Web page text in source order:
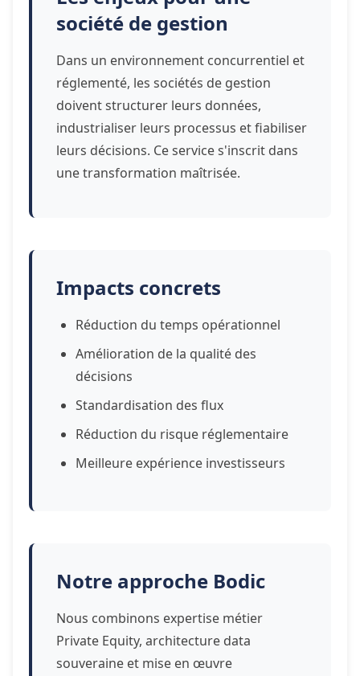
société de gestion
Dans un environnement concurrentiel et
réglementé, les sociétés de gestion
doivent structurer leurs données,
industrialiser leurs processus et fiabiliser
leurs décisions. Ce service s'inscrit dans
une transformation maîtrisée.
Impacts concrets
Réduction du temps opérationnel
Amélioration de la qualité des
décisions
Standardisation des flux
Réduction du risque réglementaire
Meilleure expérience investisseurs
Notre approche Bodic
Nous combinons expertise métier
Private Equity, architecture data
souveraine et mise en œuvre